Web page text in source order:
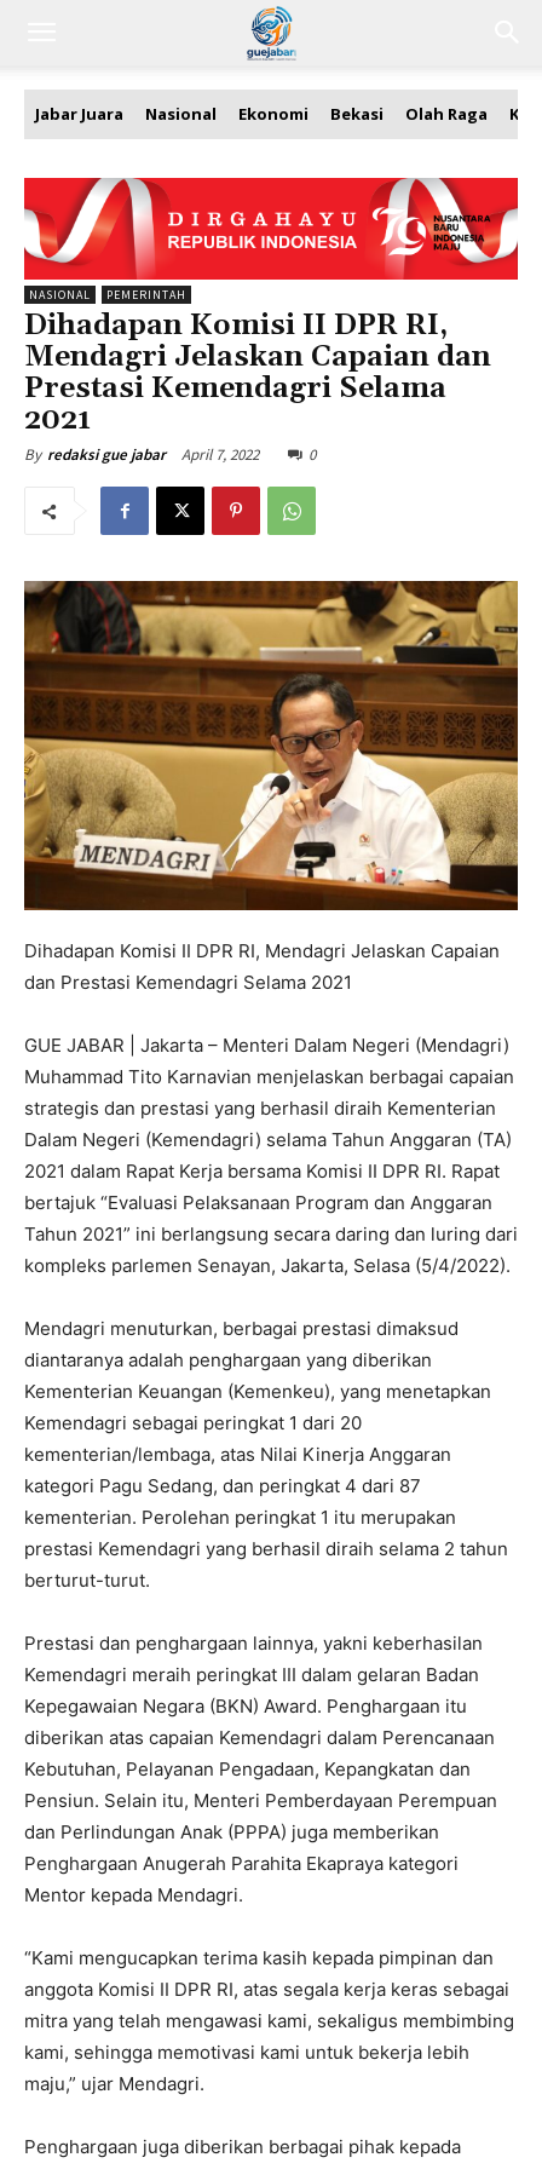
Jabar Juara Nasional Ekonomi Bekasi Olah Raga
NASIONAL PEMERINTAH
Dihadapan Komisi II DPR RI,
Mendagri Jelaskan Capaian dan
Prestasi Kemendagri Selama
2021
By redaksi gue jabar April 7, 2022 0
Dihadapan Komisi II DPR RI, Mendagri Jelaskan Capaian
dan Prestasi Kemendagri Selama 2021
GUE JABAR | Jakarta – Menteri Dalam Negeri (Mendagri)
Muhammad Tito Karnavian menjelaskan berbagai capaian
strategis dan prestasi yang berhasil diraih Kementerian
Dalam Negeri (Kemendagri) selama Tahun Anggaran (TA)
2021 dalam Rapat Kerja bersama Komisi II DPR RI. Rapat
bertajuk “Evaluasi Pelaksanaan Program dan Anggaran
Tahun 2021” ini berlangsung secara daring dan luring dari
kompleks parlemen Senayan, Jakarta, Selasa (5/4/2022).
Mendagri menuturkan, berbagai prestasi dimaksud
diantaranya adalah penghargaan yang diberikan
Kementerian Keuangan (Kemenkeu), yang menetapkan
Kemendagri sebagai peringkat 1 dari 20
kementerian/lembaga, atas Nilai Kinerja Anggaran
kategori Pagu Sedang, dan peringkat 4 dari 87
kementerian. Perolehan peringkat 1 itu merupakan
prestasi Kemendagri yang berhasil diraih selama 2 tahun
berturut-turut.
Prestasi dan penghargaan lainnya, yakni keberhasilan
Kemendagri meraih peringkat III dalam gelaran Badan
Kepegawaian Negara (BKN) Award. Penghargaan itu
diberikan atas capaian Kemendagri dalam Perencanaan
Kebutuhan, Pelayanan Pengadaan, Kepangkatan dan
Pensiun. Selain itu, Menteri Pemberdayaan Perempuan
dan Perlindungan Anak (PPPA) juga memberikan
Penghargaan Anugerah Parahita Ekapraya kategori
Mentor kepada Mendagri.
“Kami mengucapkan terima kasih kepada pimpinan dan
anggota Komisi II DPR RI, atas segala kerja keras sebagai
mitra yang telah mengawasi kami, sekaligus membimbing
kami, sehingga memotivasi kami untuk bekerja lebih
maju,” ujar Mendagri.
Penghargaan juga diberikan berbagai pihak kepada